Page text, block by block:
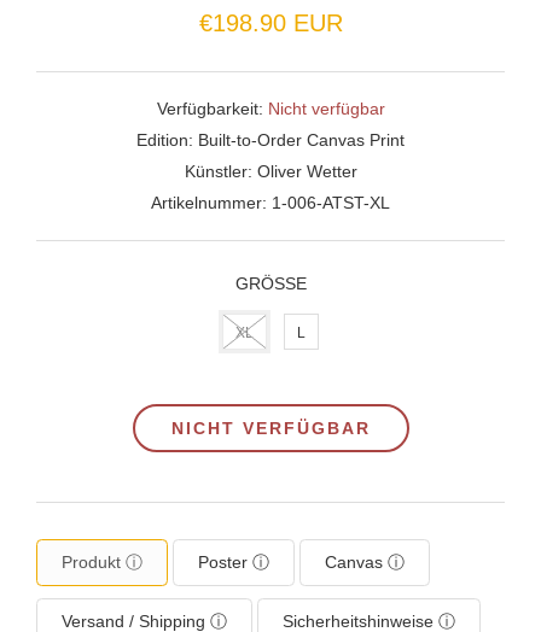
€198.90 EUR
Verfügbarkeit: Nicht verfügbar
Edition: Built-to-Order Canvas Print
Künstler: Oliver Wetter
Artikelnummer: 1-006-ATST-XL
GRÖSSE
XL L
NICHT VERFÜGBAR
Produkt ⓘ Poster ⓘ Canvas ⓘ
Versand / Shipping ⓘ Sicherheitshinweise ⓘ